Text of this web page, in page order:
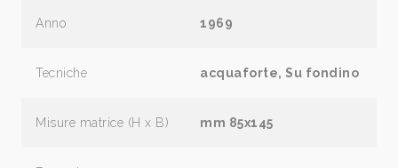
Anno 1969
Tecniche acquaforte, Su fondino
Misure matrice (H x B) mm 85x145